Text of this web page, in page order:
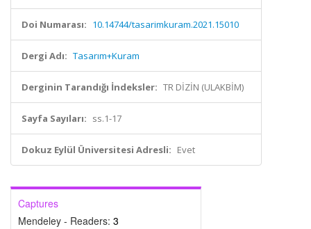
Doi Numarası: 10.14744/tasarimkuram.2021.15010
Dergi Adı: Tasarım+Kuram
Derginin Tarandığı İndeksler: TR DİZİN (ULAKBİM)
Sayfa Sayıları: ss.1-17
Dokuz Eylül Üniversitesi Adresli: Evet
Captures
Mendeley - Readers: 3